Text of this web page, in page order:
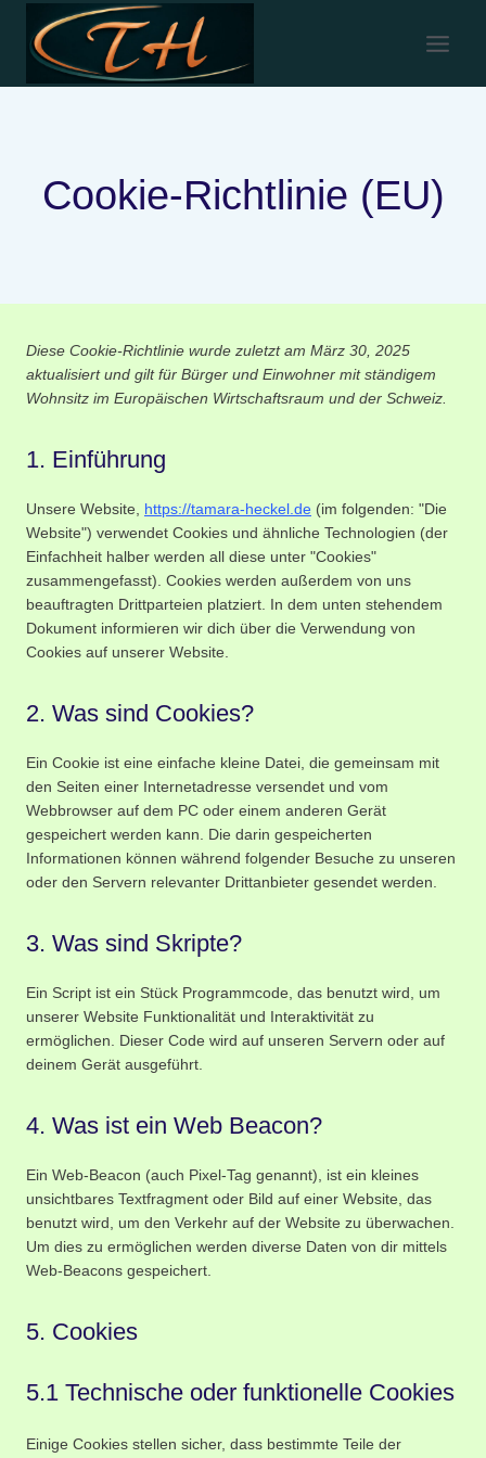
Cookie-Richtlinie (EU)
Diese Cookie-Richtlinie wurde zuletzt am März 30, 2025
aktualisiert und gilt für Bürger und Einwohner mit ständigem
Wohnsitz im Europäischen Wirtschaftsraum und der Schweiz.
1. Einführung
Unsere Website, https://tamara-heckel.de (im folgenden: "Die
Website") verwendet Cookies und ähnliche Technologien (der
Einfachheit halber werden all diese unter "Cookies"
zusammengefasst). Cookies werden außerdem von uns
beauftragten Drittparteien platziert. In dem unten stehendem
Dokument informieren wir dich über die Verwendung von
Cookies auf unserer Website.
2. Was sind Cookies?
Ein Cookie ist eine einfache kleine Datei, die gemeinsam mit
den Seiten einer Internetadresse versendet und vom
Webbrowser auf dem PC oder einem anderen Gerät
gespeichert werden kann. Die darin gespeicherten
Informationen können während folgender Besuche zu unseren
oder den Servern relevanter Drittanbieter gesendet werden.
3. Was sind Skripte?
Ein Script ist ein Stück Programmcode, das benutzt wird, um
unserer Website Funktionalität und Interaktivität zu
ermöglichen. Dieser Code wird auf unseren Servern oder auf
deinem Gerät ausgeführt.
4. Was ist ein Web Beacon?
Ein Web-Beacon (auch Pixel-Tag genannt), ist ein kleines
unsichtbares Textfragment oder Bild auf einer Website, das
benutzt wird, um den Verkehr auf der Website zu überwachen.
Um dies zu ermöglichen werden diverse Daten von dir mittels
Web-Beacons gespeichert.
5. Cookies
5.1 Technische oder funktionelle Cookies
Einige Cookies stellen sicher, dass bestimmte Teile der